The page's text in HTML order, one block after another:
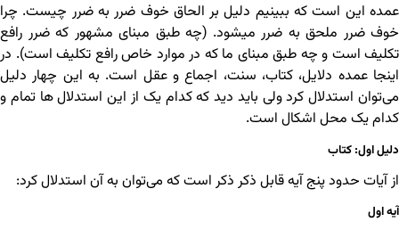
عمده این است که ببینیم دلیل بر الحاق خوف ضرر به ضرر چیست. چرا
خوف ضرر ملحق به ضرر می‎شود. (چه طبق مبنای مشهور که ضرر رافع
تکلیف است و چه طبق مبنای ما که در موارد خاص رافع تکلیف است). در
اینجا عمده دلایل، کتاب، سنت، اجماع و عقل است. به این چهار دلیل
می‌توان استدلال کرد ولی باید دید که کدام یک از این استدلال ها تمام و
کدام یک محل اشکال است.
دلیل اول: کتاب
از آیات حدود پنج آیه قابل ذکر ذکر است که می‌توان به آن استدلال کرد:
آیه اول